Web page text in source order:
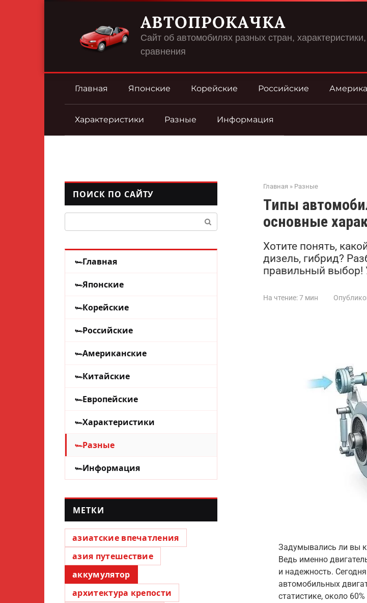
АВТОПРОКАЧКА
Сайт об автомобилях разных стран, характеристики,
сравнения
Главная Японские Корейские Российские
Характеристики Разные Информация
Главная » Разные
Типы
основные
Хотите понять,
дизель, гибрид?
правильный выбор!
На чтение:7 мин
Задумывались ли вы
Ведь именно
и надежность.
автомобильных
статистике, около
ПОИСК ПО САЙТУ
Главная
Японские
Корейские
Российские
Американские
Китайские
Европейские
Характеристики
Разные
Информация
МЕТКИ
азиатские впечатления
азия путешествие
аккумулятор
архитектура крепости